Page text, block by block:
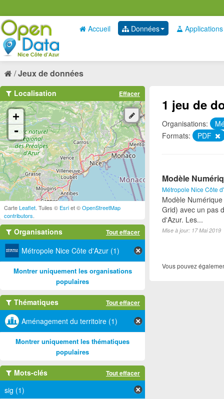
Accueil Données Applications
Jeux de données
1 jeu de
Organisations:
Formats:
PDF
Modèle
Métropole Nice Côte
Modèle
Grid) avec un pas
d'Azur. Les...
Mise à jour: 17 Mai 2019
Vous pouvez
Localisation Effacer
+
-
CarteLeaflet . Tuiles © Esriet ©OpenStreetMap
contributors
Organisations Tout effacer
Métropole Nice Côte d'Azur (1)
Montrer uniquement les organisations
populaires
Thématiques Tout effacer
Aménagement du territoire (1)
Montrer uniquement les thématiques
populaires
Mots-clés Tout effacer
sig (1)